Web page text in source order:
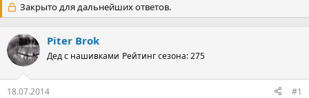
т
о
р
т
е
м
ы
т
а
а
ч
л
Закрыто для дальнейших ответов.
Piter Brok
Дед с нашивками Рейтинг сезона: 275
18.07.2014 #1